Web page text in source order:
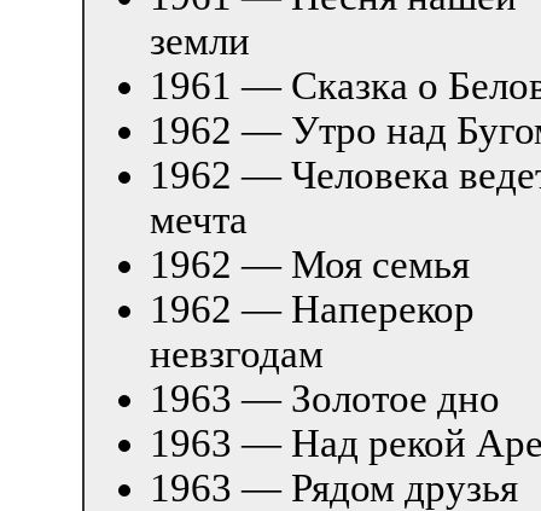
земли
1961 — Сказка о
1962 — Утро над
1962 — Человека
мечта
1962 — Моя семья
1962 — Наперекор
невзгодам
1963 — Золотое дно
1963 — Над рекой
1963 — Рядом друзья